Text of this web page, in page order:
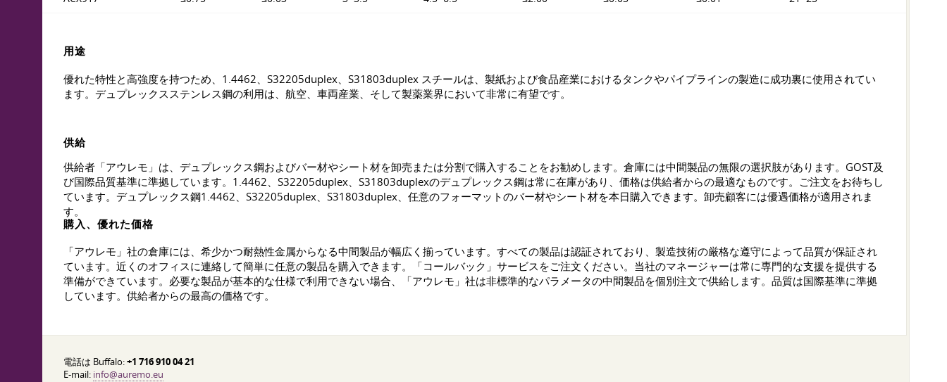
用途
優れた特性と高強度を持つため、1.4462、S32205duplex、S31803duplex スチールは、製紙および食品産業におけるタンクやパイプラインの製造に成功裏に使用されてい
ます。デュプレックスステンレス鋼の利用は、航空、車両産業、そして製薬業界において非常に有望です。
供給
供給者「アウレモ」は、デュプレックス鋼およびバー材やシート材を卸売または分割で購入することをお勧めします。倉庫には中間製品の無限の選択肢があります。GOST及
び国際品質基準に準拠しています。1.4462、S32205duplex、S31803duplexのデュプレックス鋼は常に在庫があり、価格は供給者からの最適なものです。ご注文をお待ちし
ています。デュプレックス鋼1.4462、S32205duplex、S31803duplex、任意のフォーマットのバー材やシート材を本日購入できます。卸売顧客には優遇価格が適用されま
す。
購入、優れた価格
「アウレモ」社の倉庫には、希少かつ耐熱性金属からなる中間製品が幅広く揃っています。すべての製品は認証されており、製造技術の厳格な遵守によって品質が保証され
ています。近くのオフィスに連絡して簡単に任意の製品を購入できます。「コールバック」サービスをご注文ください。当社のマネージャーは常に専門的な支援を提供する
準備ができています。必要な製品が基本的な仕様で利用できない場合、「アウレモ」社は非標準的なパラメータの中間製品を個別注文で供給します。品質は国際基準に準拠
しています。供給者からの最高の価格です。
電話は Buffalo:+1 716 910 04 21
E-mail: info@auremo.eu